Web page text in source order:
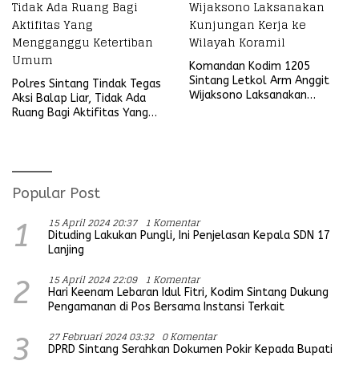
Polres Sintang Tindak Tegas
Aksi Balap Liar, Tidak Ada
Ruang Bagi Aktifitas Yang
Komandan Kodim 1205
Sintang Letkol Arm Anggit
Wijaksono Laksanakan
Popular Post
1 15 April 2024 20:37 1 Komentar
Dituding Lakukan Pungli, Ini Penjelasan Kepala SDN 17
Lanjing
2 15 April 2024 22:09 1 Komentar
Hari Keenam Lebaran Idul Fitri, Kodim Sintang Dukung
Pengamanan di Pos Bersama Instansi Terkait
3 27 Februari 2024 03:32 0 Komentar
DPRD Sintang Serahkan Dokumen Pokir Kepada Bupati